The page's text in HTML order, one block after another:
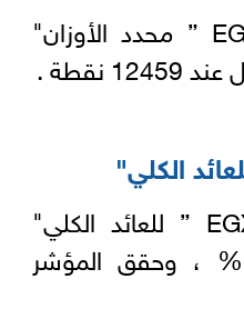
وقفز مؤشر " EGX 30 ” محدد الأوزان"
وسجل مؤشر " EGX30 ” للعائد الكلي"
صعودًا بنسبة 0.18 % ، وحقق المؤشر